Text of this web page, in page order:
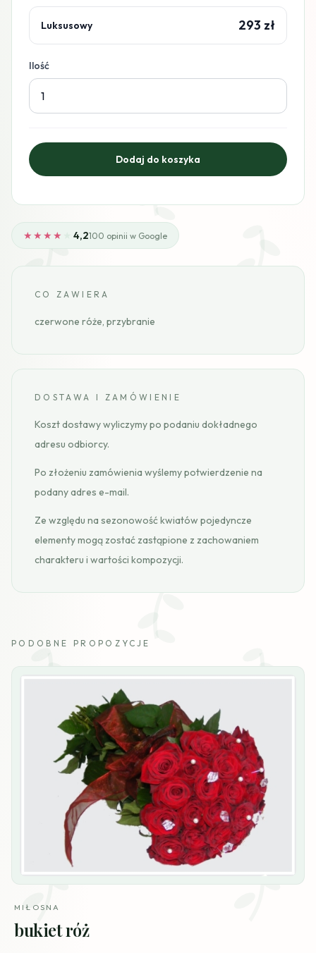
Luksusowy 293 zł
Ilość
★★★★ 4,2100 opinii w Google
CO ZAWIERA
czerwone róże, przybranie
DOSTAWA I ZAMÓWIENIE
Koszt dostawy wyliczymy po podaniu dokładnego
adresu odbiorcy.
Po złożeniu zamówienia wyślemy potwierdzenie na
podany adres e-mail.
Ze względu na sezonowość kwiatów pojedyncze
elementy mogą zostać zastąpione z zachowaniem
charakteru i wartości kompozycji.
PODOBNE PROPOZYCJE
MIŁOSNA
bukiet róż